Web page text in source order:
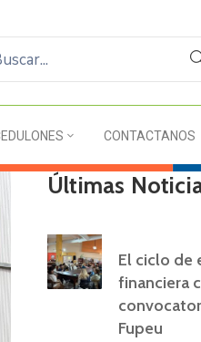
CONTACTANOS
Últimas
El ciclo de
financiera
Fupeu